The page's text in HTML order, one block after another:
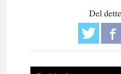
Del dette